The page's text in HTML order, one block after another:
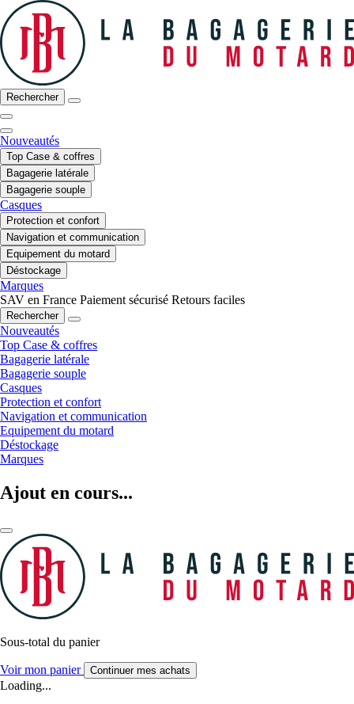
Rechercher
Nouveautés
Top Case & coffres
Bagagerie latérale
Bagagerie souple
Casques
Protection et confort
Navigation et communication
Equipement du motard
Déstockage
Marques
SAV en France Paiement sécurisé Retours faciles
Rechercher
Nouveautés
Top Case & coffres
Bagagerie latérale
Bagagerie souple
Casques
Protection et confort
Navigation et communication
Equipement du motard
Déstockage
Marques
Ajout en cours...
Sous-total du panier
Voir mon panier Continuer mes achats
Loading...